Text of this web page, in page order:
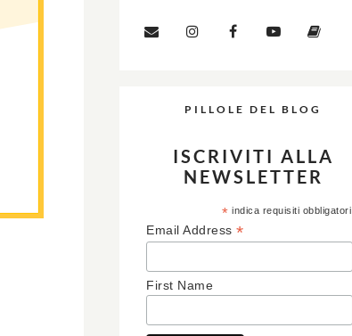
PILLOLE DEL BLOG
ISCRIVITI ALLA
NEWSLETTER
* indica requisiti obbligatori
Email Address *
First Name